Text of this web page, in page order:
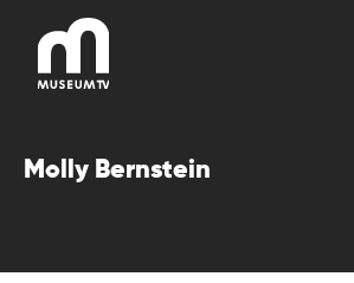
contenu
Molly Bernstein